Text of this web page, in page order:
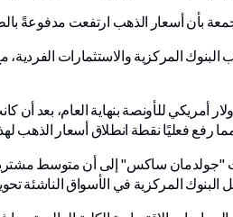
فعليًا نقطة انطلاق أسعار الذهب